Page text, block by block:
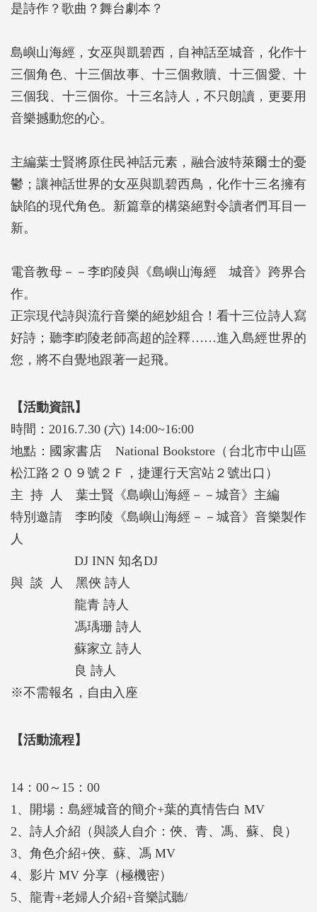
是詩作？歌曲？舞台劇本？
島嶼山海經，女巫與凱碧西，自神話至城音，化作十
三個角色、十三個故事、十三個救贖、十三個愛、十
三個我、十三個你。十三名詩人，不只朗讀，更要用
音樂撼動您的心。
主編葉士賢將原住民神話元素，融合波特萊爾士的憂
鬱；讓神話世界的女巫與凱碧西鳥，化作十三名擁有
缺陷的現代角色。新篇章的構築絕對令讀者們耳目一
新。
電音教母－－李盷陵與《島嶼山海經 城音》跨界合
作。
正宗現代詩與流行音樂的絕妙組合！看十三位詩人寫
好詩；聽李盷陵老師高超的詮釋……進入島經世界的
您，將不自覺地跟著一起飛。
【活動資訊】
時間：2016.7.30 (六) 14:00~16:00
地點：國家書店 National Bookstore（台北市中山區
松江路２０９號２Ｆ，捷運行天宮站２號出口）
主 持 人 葉士賢《島嶼山海經－－城音》主編
特別邀請 李昀陵《島嶼山海經－－城音》音樂製作
人
DJ INN 知名DJ
與 談 人 黑俠 詩人
龍青 詩人
馮瑀珊 詩人
蘇家立 詩人
良 詩人
※不需報名，自由入座
【活動流程】
14：00～15：00
1、開場：島經城音的簡介+葉的真情告白 MV
2、詩人介紹（與談人自介：俠、青、馮、蘇、良）
3、角色介紹+俠、蘇、馮 MV
4、影片 MV 分享（極機密）
5、龍青+老婦人介紹+音樂試聽/